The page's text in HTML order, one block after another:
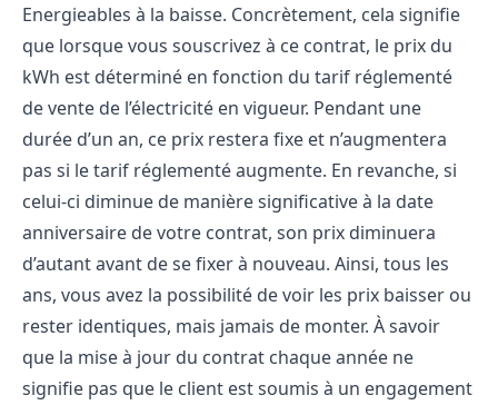
Energieables à la baisse. Concrètement, cela signifie
que lorsque vous souscrivez à ce contrat, le prix du
kWh est déterminé en fonction du tarif réglementé
de vente de l’électricité en vigueur. Pendant une
durée d’un an, ce prix restera fixe et n’augmentera
pas si le tarif réglementé augmente. En revanche, si
celui-ci diminue de manière significative à la date
anniversaire de votre contrat, son prix diminuera
d’autant avant de se fixer à nouveau. Ainsi, tous les
ans, vous avez la possibilité de voir les prix baisser ou
rester identiques, mais jamais de monter. À savoir
que la mise à jour du contrat chaque année ne
signifie pas que le client est soumis à un engagement